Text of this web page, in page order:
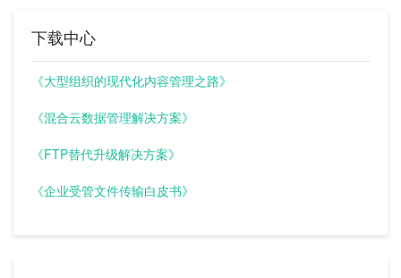
下载中心
《大型组织的现代化内容管理之路》
《混合云数据管理解决方案》
《FTP替代升级解决方案》
《企业受管文件传输白皮书》